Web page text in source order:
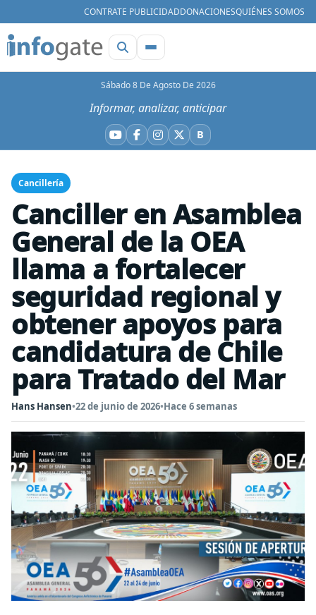
CONTRATE PUBLICIDADDONACIONESQUIÉNES SOMOS
Sábado 8 De Agosto De 2026
Informar, analizar, anticipar
YouTube
Facebook
Instagram
X BBluesky
Cancillería
Canciller en Asamblea
General de la OEA
llama a fortalecer
seguridad regional y
obtener apoyos para
candidatura de Chile
para Tratado del Mar
Hans Hansen•22 de junio de 2026•Hace 6 semanas